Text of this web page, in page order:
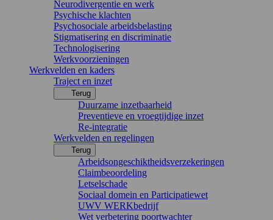
Neurodivergentie en werk
Psychische klachten
Psychosociale arbeidsbelasting
Stigmatisering en discriminatie
Technologisering
Werkvoorzieningen
Werkvelden en kaders
Traject en inzet
Terug
Duurzame inzetbaarheid
Preventieve en vroegtijdige inzet
Re-integratie
Werkvelden en regelingen
Terug
Arbeidsongeschiktheidsverzekeringen
Claimbeoordeling
Letselschade
Sociaal domein en Participatiewet
UWV WERKbedrijf
Wet verbetering poortwachter